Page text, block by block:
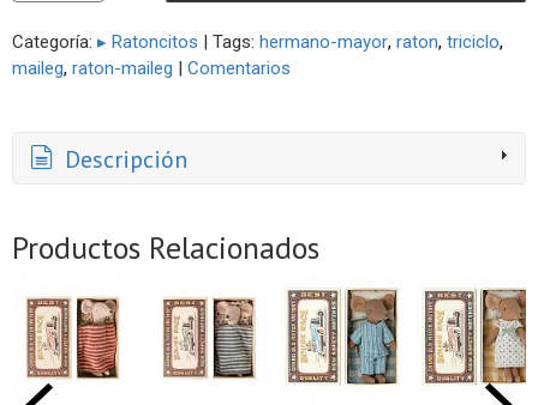
Categoría: ▸ Ratoncitos | Tags: hermano-mayor raton triciclo
maileg raton-maileg | Comentarios
Descripción
Productos Relacionados